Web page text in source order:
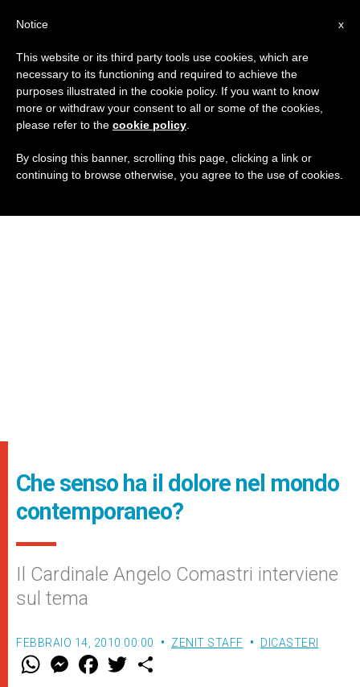
Che senso ha il dolore nel mondo
contemporaneo?
Il Cardinale Angelo Comastri interviene
sul tema
FEBBRAIO 14, 2010 00:00 ZENIT STAFF DICASTERI
W M
e
F
a w
x
Notice
This website or its third party tools use cookies, which are
necessary to its functioning and required to achieve the
purposes illustrated in the cookie policy. If you want to know
more or withdraw your consent to all or some of the cookies,
please refer to the cookie policy
By closing this banner, scrolling this page, clicking a link or
continuing to browse otherwise, you agree to the use of cookies.